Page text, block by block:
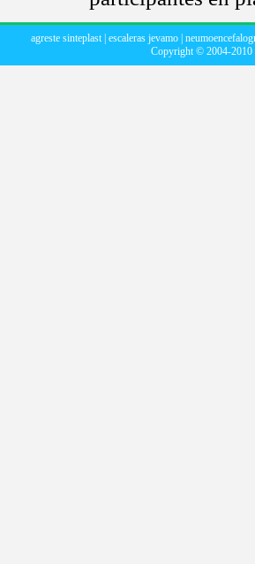
agreste sinteplast| escaleras jevamo
Copyright © 2004-2010